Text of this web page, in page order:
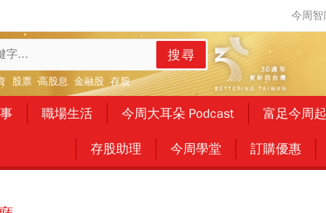
搜尋
股票 高股息 金融股 存股
職場生活 今周大耳朵 Podcast 富足今周起
存股助理 今周學堂 訂購優惠